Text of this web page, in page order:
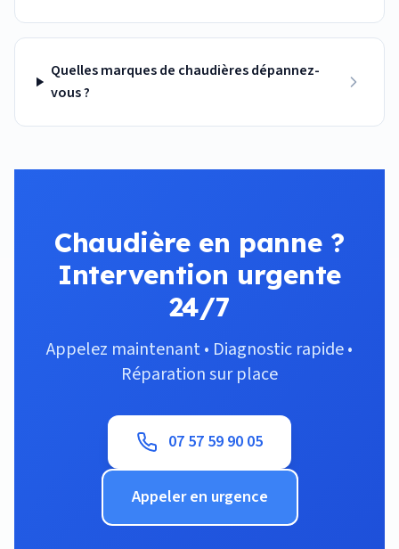
Quelles marques de chaudières dépannez-
vous ?
Chaudière en panne ?
Intervention urgente
24/7
Appelez maintenant • Diagnostic rapide •
Réparation sur place
07 57 59 90 05
Appeler en urgence